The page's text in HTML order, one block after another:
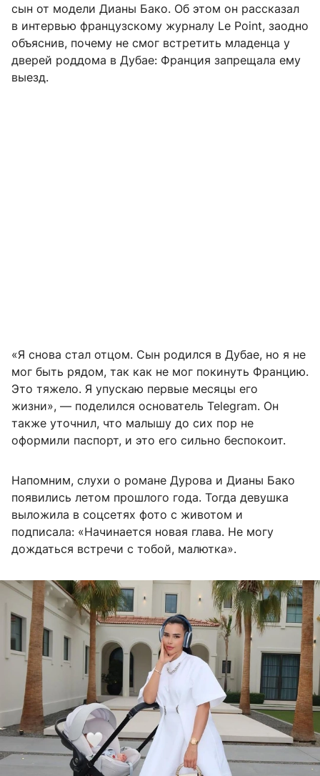
сын от модели Дианы Бако. Об этом он рассказал
в интервью французскому журналу Le Point, заодно
объяснив, почему не смог встретить младенца у
дверей роддома в Дубае: Франция запрещала ему
выезд.
«Я снова стал отцом. Сын родился в Дубае, но я не
мог быть рядом, так как не мог покинуть Францию.
Это тяжело. Я упускаю первые месяцы его
жизни», — поделился основатель Telegram. Он
также уточнил, что малышу до сих пор не
оформили паспорт, и это его сильно беспокоит.
Напомним, слухи о романе Дурова и Дианы Бако
появились летом прошлого года. Тогда девушка
выложила в соцсетях фото с животом и
подписала: «Начинается новая глава. Не могу
дождаться встречи с тобой, малютка».